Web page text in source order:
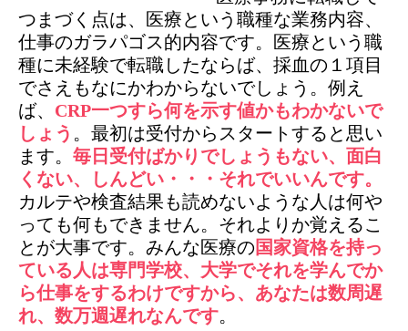
つまづく点は、医療という職種な業務内容、
仕事のガラパゴス的内容です。医療という職
種に未経験で転職したならば、採血の１項目
でさえもなにかわからないでしょう。例え
ば、 CRP一つすら何を示す値かもわかないで
しょう 。最初は受付からスタートすると思い
ます。 毎日受付ばかりでしょうもない、面白
くない、しんどい・・・それでいいんです。
カルテや検査結果も読めないような人は何や
っても何もできません。それよりか覚えるこ
とが大事です。みんな医療の 国家資格を持っ
ている人は専門学校、大学でそれを学んでか
ら仕事をするわけですから、あなたは数周遅
れ、数万週遅れなんです。